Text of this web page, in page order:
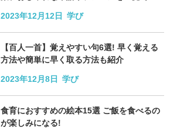
2023年12月12日 学び
【百人一首】覚えやすい句6選! 早く覚える
方法や簡単に早く取る方法も紹介
2023年12月8日 学び
食育におすすめの絵本15選 ご飯を食べるの
が楽しみになる!